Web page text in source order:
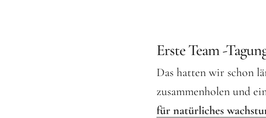
Erste Team -
Das hatten wir schon
zusammenholen und
für natürliches